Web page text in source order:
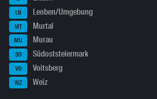
LN Leoben/Umgebung
MT Murtal
MU Murau
SO Südoststeiermark
VO Voitsberg
WZ Weiz